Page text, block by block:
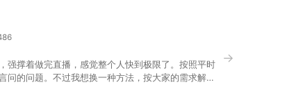
强撑着做完直播，感觉整个人快到极限了。按照平时
问的问题。不过我想换一种方法，按大家的需求解
→